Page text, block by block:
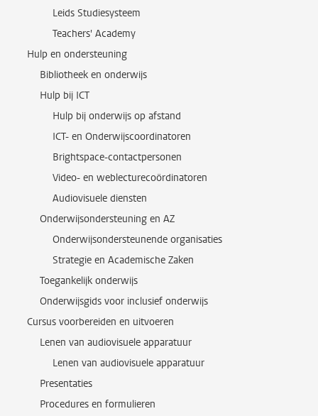
Leids Studiesysteem
Teachers' Academy
Hulp en ondersteuning
Bibliotheek en onderwijs
Hulp bij ICT
Hulp bij onderwijs op afstand
ICT- en Onderwijscoordinatoren
Brightspace-contactpersonen
Video- en weblecturecoördinatoren
Audiovisuele diensten
Onderwijsondersteuning en AZ
Onderwijsondersteunende organisaties
Strategie en Academische Zaken
Toegankelijk onderwijs
Onderwijsgids voor inclusief onderwijs
Cursus voorbereiden en uitvoeren
Lenen van audiovisuele apparatuur
Lenen van audiovisuele apparatuur
Presentaties
Procedures en formulieren